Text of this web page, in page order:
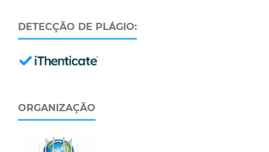
DETECÇÃO DE PLÁGIO:
ORGANIZAÇÃO